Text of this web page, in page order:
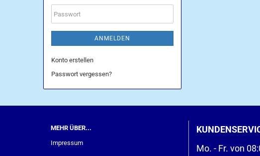
Adresse
Passwort
ANMELDEN
Konto erstellen
Passwort vergessen?
MEHR ÜBER...
Impressum
Mo. - Fr. von